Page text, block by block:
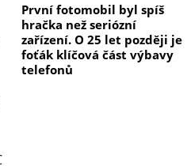
První fotomobil byl spíš
hračka než seriózní
zařízení. O 25 let později je
foťák klíčová část výbavy
telefonů